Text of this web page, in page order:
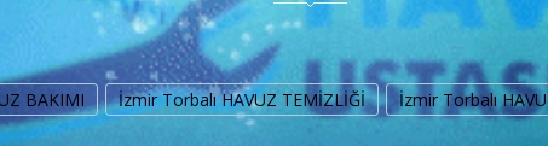
BAKIMI İzmir Torbalı HAVUZ TEMİZLİĞİ İzmir Torbalı